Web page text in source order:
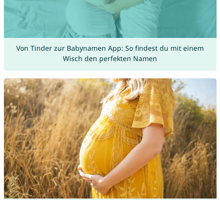
Von Tinder zur Babynamen App: So findest du mit einem
Wisch den perfekten Namen